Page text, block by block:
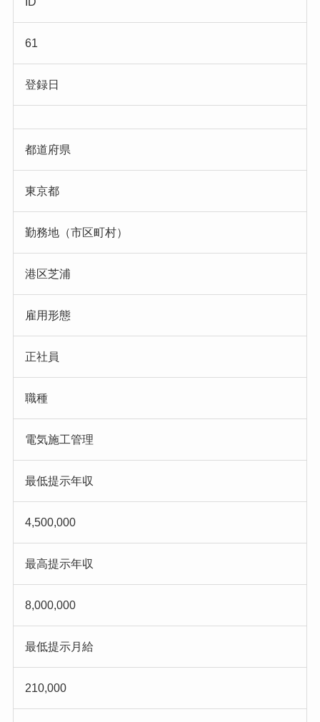
61
登録日
都道府県
東京都
勤務地（市区町村）
港区芝浦
雇用形態
正社員
職種
電気施工管理
最低提示年収
4,500,000
最高提示年収
8,000,000
最低提示月給
210,000